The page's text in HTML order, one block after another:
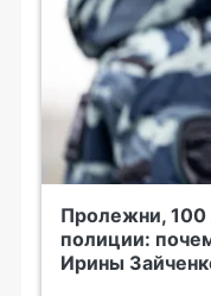
Пролежни,
полиции:
Ирины